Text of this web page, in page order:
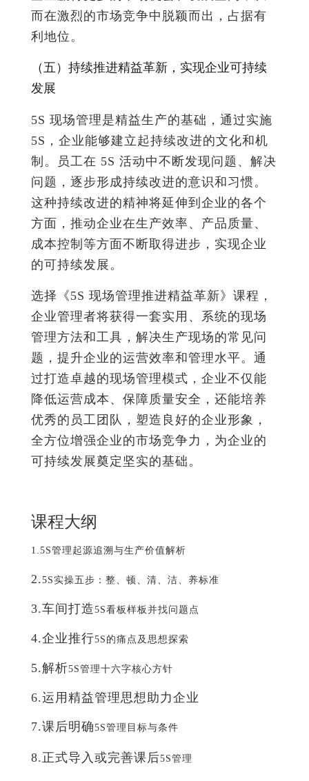
而在激烈的市场竞争中脱颖而出，占据有
利地位。
（五）持续推进精益革新，实现企业可持续
发展
5S 现场管理是精益生产的基础，通过实施
5S，企业能够建立起持续改进的文化和机
制。员工在 5S 活动中不断发现问题、解决
问题，逐步形成持续改进的意识和习惯。
这种持续改进的精神将延伸到企业的各个
方面，推动企业在生产效率、产品质量、
成本控制等方面不断取得进步，实现企业
的可持续发展。
选择《5S 现场管理推进精益革新》课程，
企业管理者将获得一套实用、系统的现场
管理方法和工具，解决生产现场的常见问
题，提升企业的运营效率和管理水平。通
过打造卓越的现场管理模式，企业不仅能
降低运营成本、保障质量安全，还能培养
优秀的员工团队，塑造良好的企业形象，
全方位增强企业的市场竞争力，为企业的
可持续发展奠定坚实的基础。
课程大纲
1. 5S管理起源追溯与生产价值解析
2.5S实操五步：整、顿、清、洁、养标准
3.车间打造5S看板样板并找问题点
4.企业推行5S的痛点及思想探索
5.解析5S管理十六字核心方针
6.运用精益管理思想助力企业
7.课后明确5S管理目标与条件
8.正式导入或完善课后5S管理